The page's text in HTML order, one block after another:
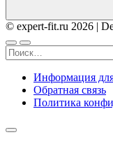
© expert-fit.ru 2026 |
Найти:
Информация
Обратная связь
Политика